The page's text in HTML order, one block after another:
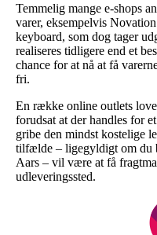
Temmelig mange e-shops
varer, eksempelvis
keyboard, som dog tager
realiseres tidligere end et
chance for at nå at få
fri.
En række online outlets
forudsat at der handles for
gribe den mindst kostelige
tilfælde – ligegyldigt om du
Aars – vil være at få
udleveringssted.